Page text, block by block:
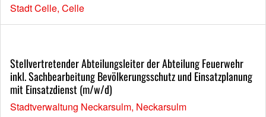
Stadt Celle, Celle
Stellvertretender Abteilungsleiter der Abteilung Feuerwehr
inkl. Sachbearbeitung Bevölkerungsschutz und Einsatzplanung
mit Einsatzdienst (m/w/d)
Stadtverwaltung Neckarsulm, Neckarsulm